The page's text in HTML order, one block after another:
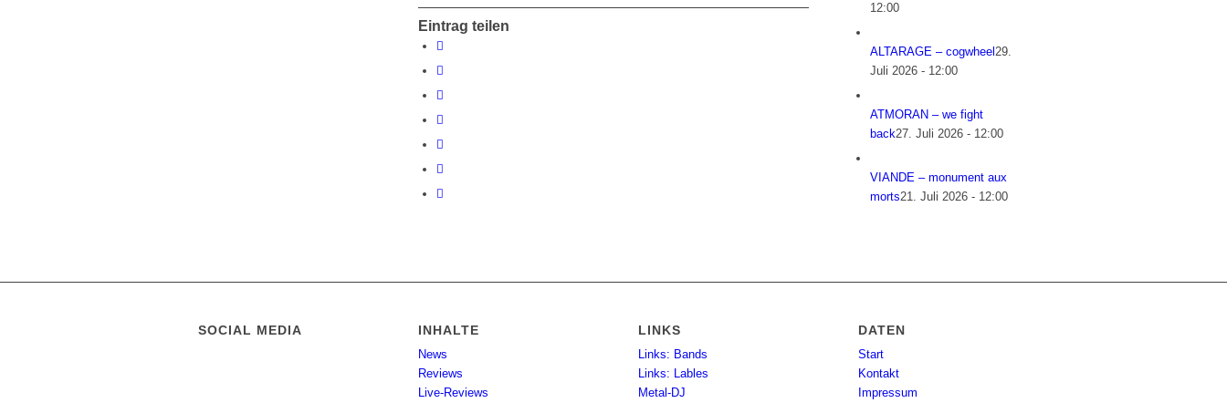
Eintrag teilen
12:00
ALTARAGE – cogwheel29.
Juli 2026 - 12:00
ATMORAN – we fight
back27. Juli 2026 - 12:00
VIANDE – monument aux
morts21. Juli 2026 - 12:00
SOCIAL MEDIA INHALTE
News
Reviews
Live-Reviews
LINKS
Links: Bands
Links: Lables
Metal-DJ
DATEN
Start
Kontakt
Impressum